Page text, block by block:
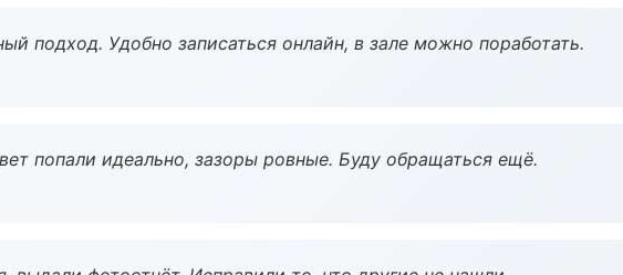
подход. Удобно записаться онлайн, в зале можно поработать.
попали идеально, зазоры ровные. Буду обращаться ещё.